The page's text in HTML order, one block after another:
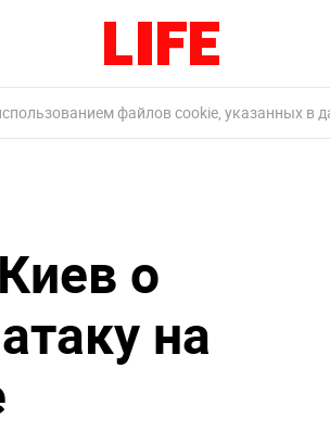
файлов cookie, указанных в
о
на